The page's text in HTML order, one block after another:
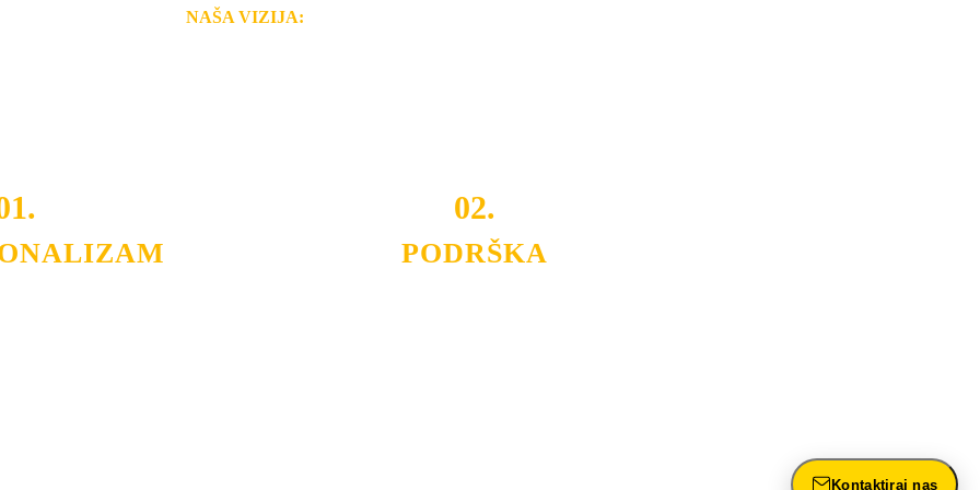
NAŠA VIZIJA:
02.
PODRŠKA
Kontaktiraj nas